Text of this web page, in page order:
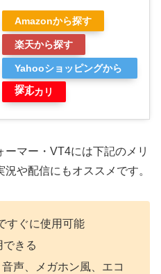
Amazonから探す
楽天から探す
Yahooショッピングから
探す
メルカリ
ーマー・VT4には下記のメリ
や配信にもオススメです。
すぐに使用可能
きる
声、メガホン風、エコ